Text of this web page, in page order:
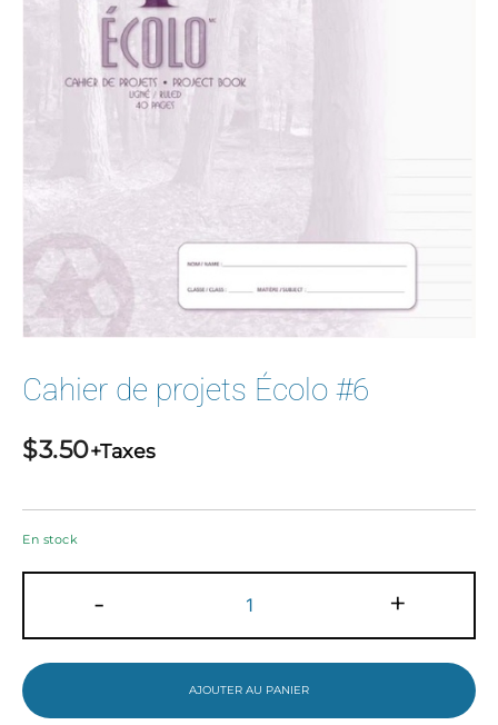
Cahier de projets Écolo #6
$3.50+Taxes
En stock
-
de
de
projets
+
AJOUTER AU PANIER